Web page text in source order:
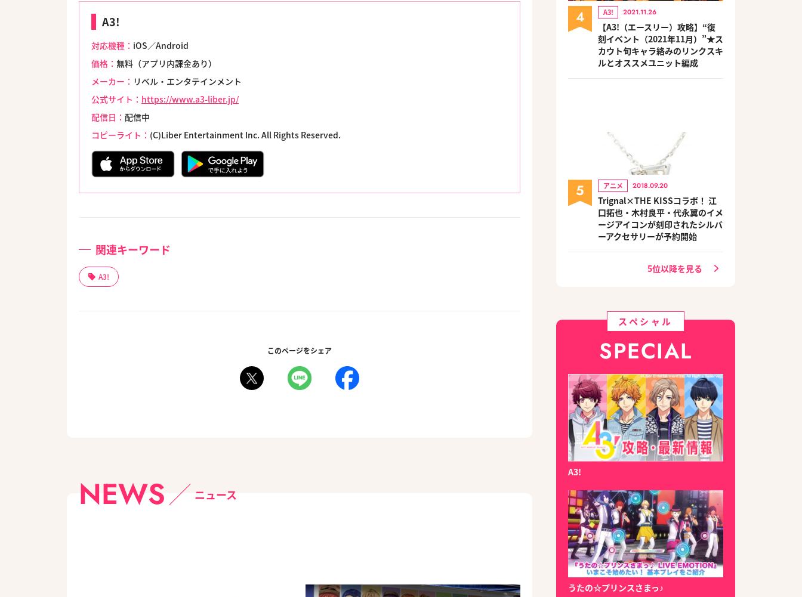
A3!
対応機種： iOS／Android
価格： 無料（アプリ内課金あり）
メーカー： リベル・エンタテインメント
公式サイト： https://www.a3-liber.jp/
配信日： 配信中
コピーライト： (C)Liber Entertainment Inc. All Rights Reserved.
関連キーワード
A3!
このページをシェア
NEWS ニュース
4 A3! 2021.11.26
【A3!（エースリー）攻略】“復
刻イベント（2021年11月）”★ス
カウト旬キャラ絡みのリンクスキ
ルとオススメユニット編成
5 アニメ 2018.09.20
Trignal×THE KISSコラボ！ 江
口拓也・木村良平・代永翼のイメ
ージアイコンが刻印されたシルバ
ーアクセサリーが予約開始
5位以降を見る
スペシャル
SPECIAL
A3!
うたの☆プリンスさまっ♪